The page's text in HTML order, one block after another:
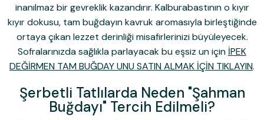
inanılmaz bir gevreklik kazandırır. Kalburabastının o kıyır
kıyır dokusu, tam buğdayın kavruk aromasıyla birleştiğinde
ortaya çıkan lezzet derinliği misafirlerinizi büyüleyecek.
Sofralarınızda sağlıkla parlayacak bu eşsiz un için İPEK
DEĞİRMEN TAM BUĞDAY UNU SATIN ALMAK İÇİN TIKLAYIN.
Şerbetli Tatlılarda Neden "Şahman
Buğdayı" Tercih Edilmeli?